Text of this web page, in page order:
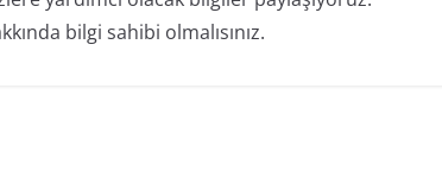
bilgi sahibi olmalısınız.